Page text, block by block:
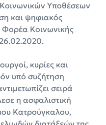
Υποθέσεων
και ψηφιακός
Φορέα Κοινωνικής
κυρίες και
υπό συζήτηση
σειρά
η ασφαλιστική
Κατρούγκαλου,